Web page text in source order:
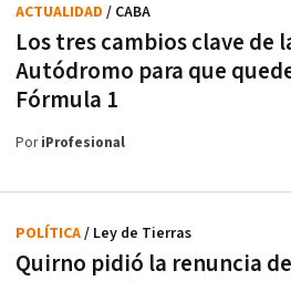
Los tres cambios clave de
Autódromo para que
Fórmula 1
ACTUALIDAD / CABA
PoriProfesional
Quirno pidió la renuncia
POLÍTICA/ Ley de Tierras